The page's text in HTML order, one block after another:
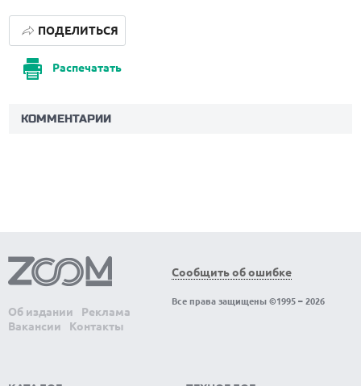
Распечатать
ПОДЕЛИТЬСЯ
КОММЕНТАРИИ
Об издании
Реклама
Вакансии
Контакты
Сообщить об ошибке
Все права защищены ©1995 – 2026